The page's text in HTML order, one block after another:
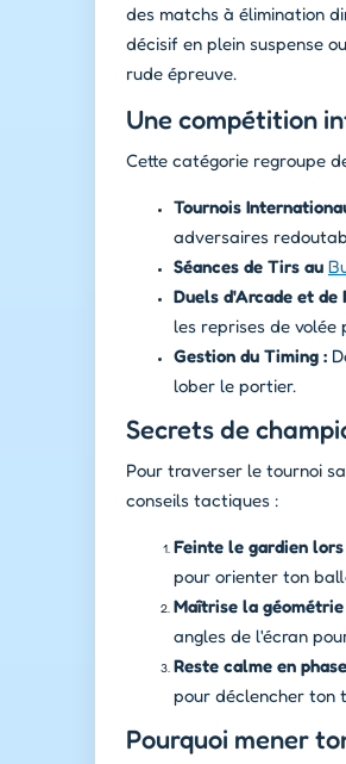
des matchs à élimination
décisif en plein suspense
rude épreuve.
Une compétition
Cette catégorie regroupe
Tournois
adversaires
Séances de Tirs au
Duels d'Arcade et de
les reprises de
Gestion du Timing :
lober le portier.
Secrets de
Pour traverser le tournoi
conseils tactiques :
Feinte le gardien
pour orienter ton
Maîtrise la
angles de l'écran
Reste calme en
pour déclencher ton
Pourquoi mener